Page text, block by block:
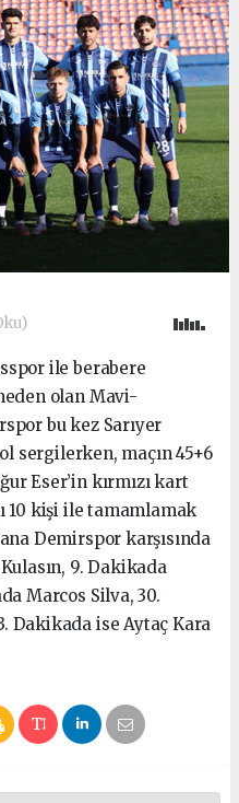
ile berabere
olan Mavi-
bu kez Sarıyer
sergilerken, maçın 45+6
Eser’in kırmızı kart
10 kişi ile tamamlamak
Demirspor karşısında
9. Dakikada
Marcos Silva, 30.
Dakikada ise Aytaç Kara